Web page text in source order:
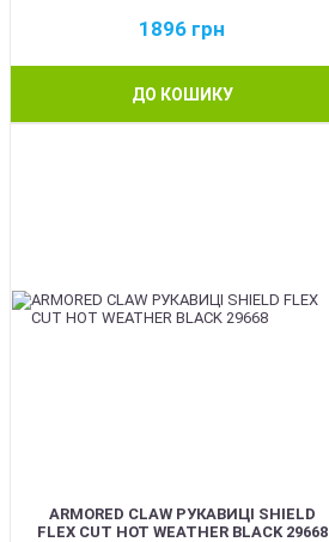
1896 грн
ДО КОШИКУ
ARMORED CLAW РУКАВИЦІ SHIELD
FLEX CUT HOT WEATHER BLACK 29668